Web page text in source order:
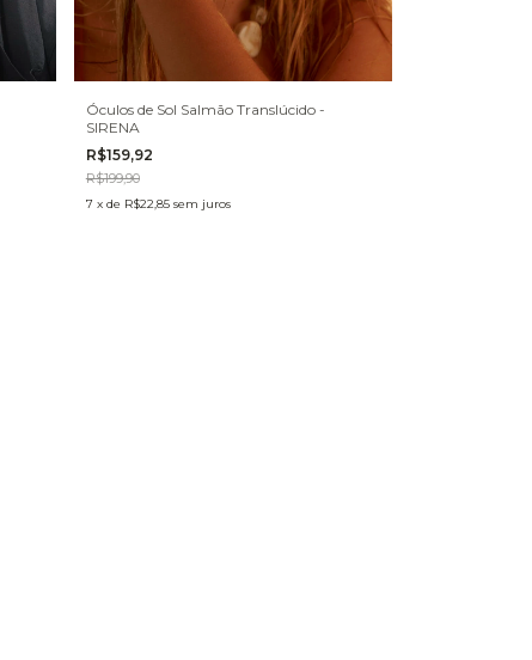
Óculos de Sol Salmão Translúcido -
SIRENA
R$159,92
R$199,90
7 x de R$22,85 sem juros